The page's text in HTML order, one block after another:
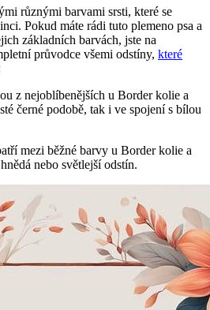
různými barvami srsti, které se
Pokud máte rádi tuto plemeno psa a
základních barvách, jste na
průvodce všemi odstíny, které
z nejoblíbenějších u Border kolie a
černé podobě, tak i ve spojení s bílou
mezi běžné barvy u Border kolie a
nebo světlejší odstín.